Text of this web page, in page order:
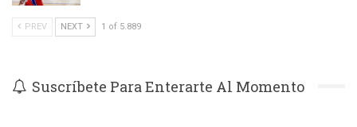
PREV NEXT 1 of 5.889
Suscríbete Para Enterarte Al Momento